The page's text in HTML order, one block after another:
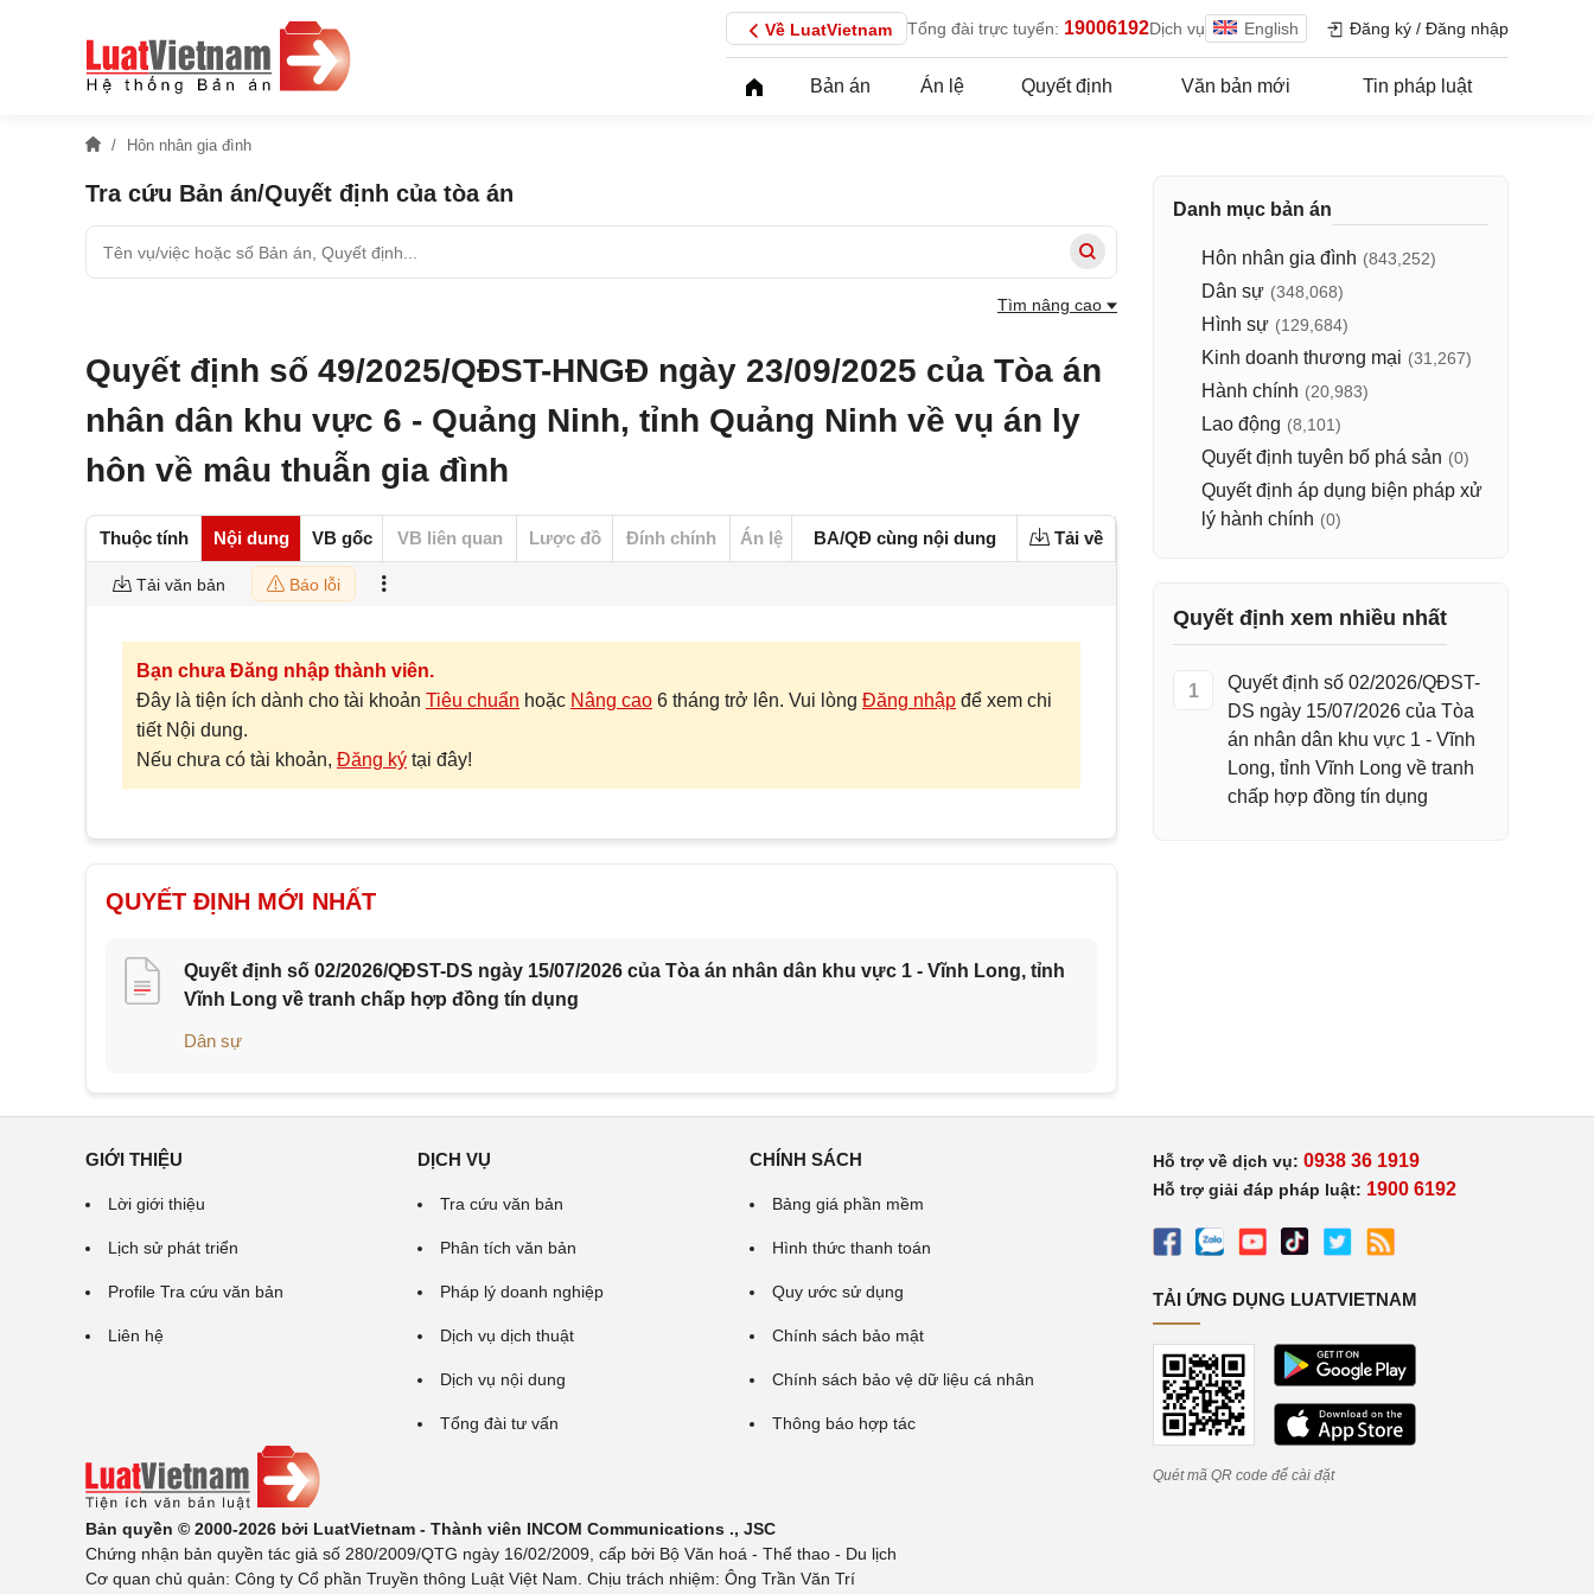
Về LuatVietnam Tổng đài trực tuyến: 19006192Dịch vụ English Đăng ký / Đăng nhập
Bản án Án lệ Quyết định Văn bản mới Tin pháp luật
Hôn nhân gia đình
Tra cứu Bản án/Quyết định của tòa án
Tìm nâng cao
Quyết định số 49/2025/QĐST-HNGĐ ngày 23/09/2025 của Tòa án
nhân dân khu vực 6 - Quảng Ninh, tỉnh Quảng Ninh về vụ án ly
hôn về mâu thuẫn gia đình
Thuộc tính Nội dung VB gốc VB liên quan Lược đồ Đính chính Án lệ BA/QĐ cùng nội dung Tải về
Tải văn bản Báo lỗi
Bạn chưa Đăng nhập thành viên.
Đây là tiện ích dành cho tài khoản Tiêu chuẩn hoặc Nâng cao 6 tháng trở lên. Vui lòng Đăng nhập để xem chi
tiết Nội dung.
Nếu chưa có tài khoản, Đăng ký tại đây!
QUYẾT ĐỊNH MỚI NHẤT
Quyết định số 02/2026/QĐST-DS ngày 15/07/2026 của Tòa án nhân dân khu vực 1 - Vĩnh Long, tỉnh
Vĩnh Long về tranh chấp hợp đồng tín dụng
Dân sự
Danh mục bản án
Hôn nhân gia đình (843,252)
Dân sự (348,068)
Hình sự (129,684)
Kinh doanh thương mại (31,267)
Hành chính (20,983)
Lao động (8,101)
Quyết định tuyên bố phá sản (0)
Quyết định áp dụng biện pháp xử
lý hành chính (0)
Quyết định xem nhiều nhất
1
Quyết định số 02/2026/QĐST-
DS ngày 15/07/2026 của Tòa
án nhân dân khu vực 1 - Vĩnh
Long, tỉnh Vĩnh Long về tranh
chấp hợp đồng tín dụng
GIỚI THIỆU
Lời giới thiệu
Lịch sử phát triển
Profile Tra cứu văn bản
Liên hệ
DỊCH VỤ
Tra cứu văn bản
Phân tích văn bản
Pháp lý doanh nghiệp
Dịch vụ dịch thuật
Dịch vụ nội dung
Tổng đài tư vấn
CHÍNH SÁCH
Bảng giá phần mềm
Hình thức thanh toán
Quy ước sử dụng
Chính sách bảo mật
Chính sách bảo vệ dữ liệu cá nhân
Thông báo hợp tác
Bản quyền © 2000-2026 bởi LuatVietnam - Thành viên INCOM Communications ., JSC
Chứng nhận bản quyền tác giả số 280/2009/QTG ngày 16/02/2009, cấp bởi Bộ Văn hoá - Thể thao - Du lịch
Cơ quan chủ quản: Công ty Cổ phần Truyền thông Luật Việt Nam. Chịu trách nhiệm: Ông Trần Văn Trí
Hỗ trợ về dịch vụ: 0938 36 1919
Hỗ trợ giải đáp pháp luật: 1900 6192
TẢI ỨNG DỤNG LUATVIETNAM
Quét mã QR code để cài đặt